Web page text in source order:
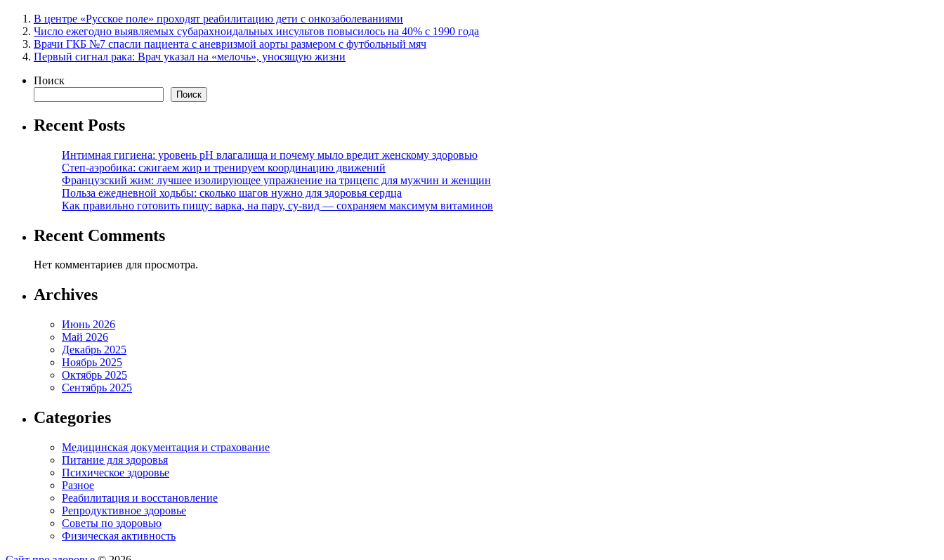
В центре «Русское поле» проходят реабилитацию дети с онкозаболеваниями
Число ежегодно выявляемых субарахноидальных инсультов повысилось на 40% с 1990 года
Врачи ГКБ №7 спасли пациента с аневризмой аорты размером с футбольный мяч
Первый сигнал рака: Врач указал на «мелочь», уносящую жизни
Поиск
Поиск
Recent Posts
Интимная гигиена: уровень pH влагалища и почему мыло вредит женскому здоровью
Степ-аэробика: сжигаем жир и тренируем координацию движений
Французский жим: лучшее изолирующее упражнение на трицепс для мужчин и женщин
Польза ежедневной ходьбы: сколько шагов нужно для здоровья сердца
Как правильно готовить пищу: варка, на пару, су-вид — сохраняем максимум витаминов
Recent Comments
Нет комментариев для просмотра.
Archives
Июнь 2026
Май 2026
Декабрь 2025
Ноябрь 2025
Октябрь 2025
Сентябрь 2025
Categories
Медицинская документация и страхование
Питание для здоровья
Психическое здоровье
Разное
Реабилитация и восстановление
Репродуктивное здоровье
Советы по здоровью
Физическая активность